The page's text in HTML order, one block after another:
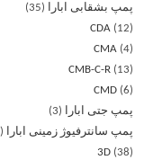
پمپ بشقابی ابارا
35
CDA
12
CMA 4
CMB-C-R
13
CMD 6
پمپ جتی ابارا
3
پمپ سانترفیوژ زمینی ابارا
3D 38